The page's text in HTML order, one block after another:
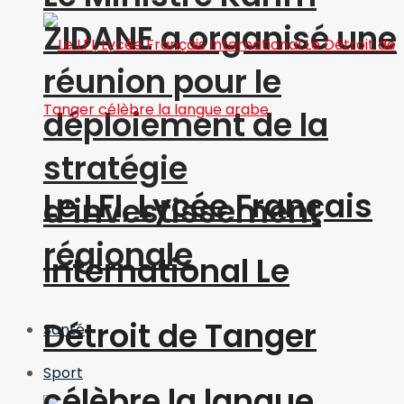
ZIDANE a organisé une
réunion pour le
déploiement de la
stratégie
d’investissement
régionale
Santé
Sport
Le LFI, Lycée Français
International Le
Détroit de Tanger